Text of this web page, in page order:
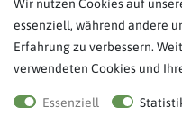
Datenschutz
AGB
Bestellung widerrufen
Wir nutzen Cookies auf
essenziell, während andere
Erfahrung zu verbessern.
verwendeten Cookies und
Essenziell